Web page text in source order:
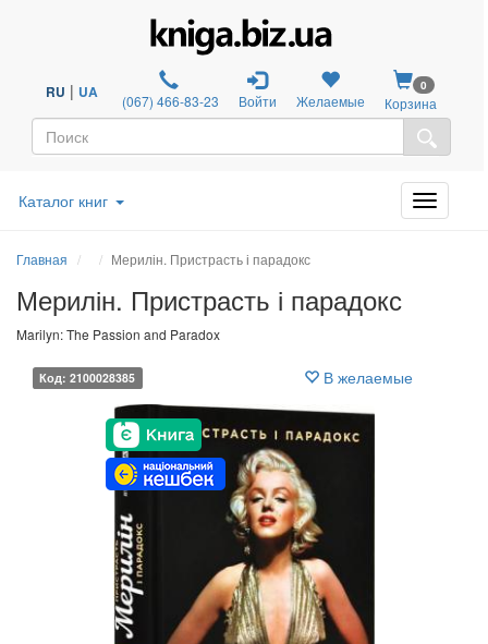
RU | UA (067) 466-83-23 Войти Желаемые
0
Корзина
Каталог книг
Главная Мерилін. Пристрасть і парадокс
Мерилін. Пристрасть і парадокс
Marilyn: The Passion and Paradox
Код: 2100028385 В желаемые